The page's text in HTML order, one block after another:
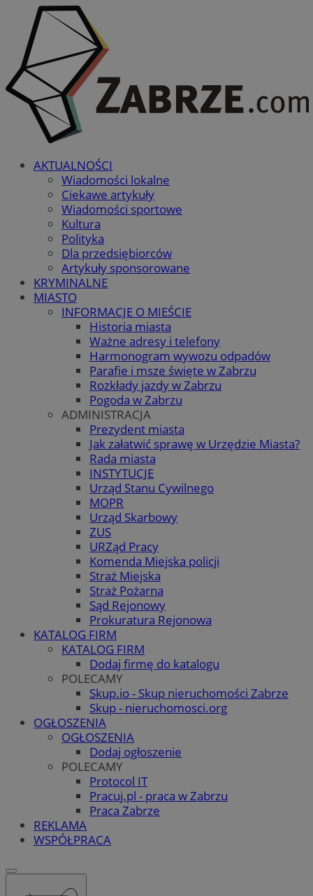
AKTUALNOŚCI
Wiadomości lokalne
Ciekawe artykuły
Wiadomości sportowe
Kultura
Polityka
Dla przedsiębiorców
Artykuły sponsorowane
KRYMINALNE
MIASTO
INFORMACJE O MIEŚCIE
Historia miasta
Ważne adresy i telefony
Harmonogram wywozu odpadów
Parafie i msze święte w Zabrzu
Rozkłady jazdy w Zabrzu
Pogoda w Zabrzu
ADMINISTRACJA
Prezydent miasta
Jak załatwić sprawę w Urzędzie Miasta?
Rada miasta
INSTYTUCJE
Urząd Stanu Cywilnego
MOPR
Urząd Skarbowy
ZUS
URZąd Pracy
Komenda Miejska policji
Straż Miejska
Straż Pożarna
Sąd Rejonowy
Prokuratura Rejonowa
KATALOG FIRM
KATALOG FIRM
Dodaj firmę do katalogu
POLECAMY
Skup.io - Skup nieruchomości Zabrze
Skup - nieruchomosci.org
OGŁOSZENIA
OGŁOSZENIA
Dodaj ogłoszenie
POLECAMY
Protocol IT
Pracuj.pl - praca w Zabrzu
Praca Zabrze
REKLAMA
WSPÓŁPRACA